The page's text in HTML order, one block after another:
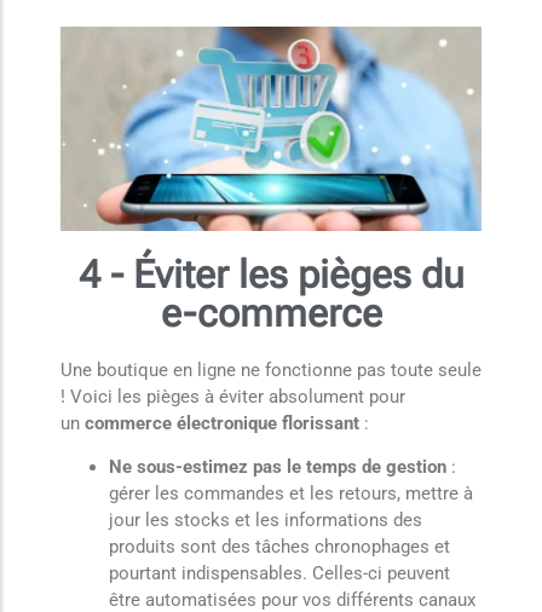
4 - Éviter les pièges du
e-commerce
Une boutique en ligne ne fonctionne pas toute seule
! Voici les pièges à éviter absolument pour
un commerce électronique florissant :
Ne sous-estimez pas le temps de gestion :
gérer les commandes et les retours, mettre à
jour les stocks et les informations des
produits sont des tâches chronophages et
pourtant indispensables. Celles-ci peuvent
être automatisées pour vos différents canaux